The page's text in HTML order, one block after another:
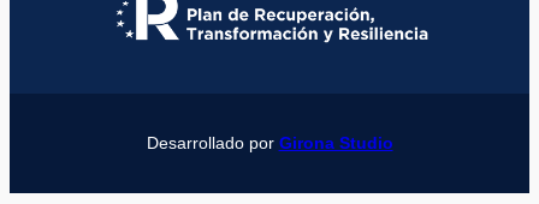
Desarrollado por Girona Studio